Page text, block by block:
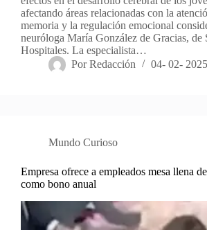
afectando áreas relacionadas con la
memoria y la regulación emocional
neuróloga María González de Gracias, de
Hospitales. La especialista…
Por Redacción 04- 02- 2025
Mundo Curioso
Empresa ofrece a empleados mesa llena
como bono anual